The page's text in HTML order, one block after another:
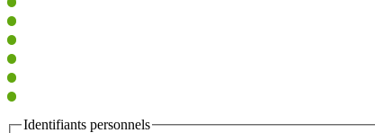
Identifiants personnels